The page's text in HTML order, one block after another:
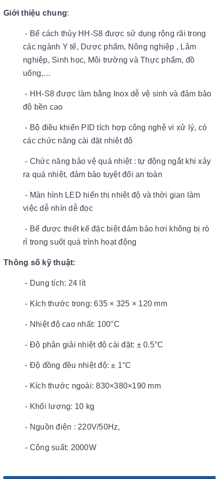
Giới thiệu chung:
- Bể cách thủy HH-S8 được sử dụng rộng rãi trong
các ngành Y tế, Dược phẩm, Nông nghiệp , Lâm
nghiệp, Sinh học, Môi trường và Thực phẩm, đồ
uống,…
- HH-S8 được làm bằng Inox dễ vệ sinh và đảm bảo
độ bền cao
- Bộ điều khiển PID tích hợp công nghệ vi xử lý, có
các chức năng cài đặt nhiệt độ
- Chức năng bảo vệ quá nhiệt : tự động ngắt khi xảy
ra quá nhiệt, đảm bảo tuyệt đối an toàn
- Màn hình LED hiển thị nhiệt độ và thời gian làm
việc dễ nhìn dễ đọc
- Bể được thiết kế đặc biệt đảm bảo hơi không bị rò
rỉ trong suốt quá trình hoạt động
Thông số kỹ thuật:
- Dung tích: 24 lít
- Kích thước trong: 635 × 325 × 120 mm
- Nhiệt độ cao nhất: 100°C
- Độ phân giải nhiệt độ cài đặt: ± 0.5°C
- Độ đồng đều nhiệt độ: ± 1°C
- Kích thước ngoài: 830×380×190 mm
- Khối lượng: 10 kg
- Nguồn điện : 220V/50Hz,
- Công suất: 2000W